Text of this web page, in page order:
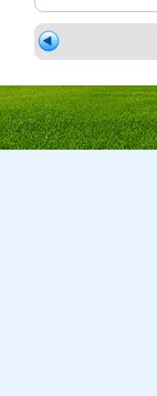
7710416, e-mail: